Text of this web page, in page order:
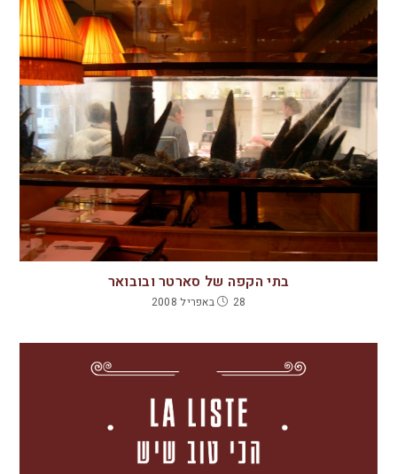
בתי הקפה של סארטר ובובואר
28 באפריל 2008